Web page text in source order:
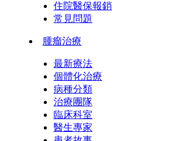
住院醫保報銷
常見問題
腫瘤治療
最新療法
個體化治療
病種分類
治療團隊
臨床科室
醫生專家